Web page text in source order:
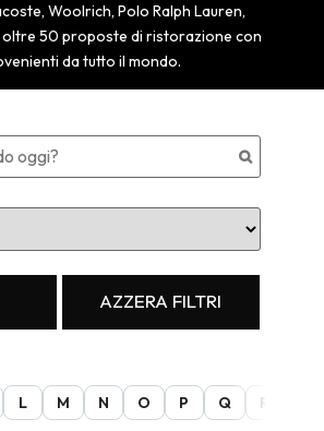
Woolrich, Polo Ralph Lauren,
oltre 50 proposte di ristorazione con
da tutto il mondo.
AZZERA FILTRI
L M N O P Q R